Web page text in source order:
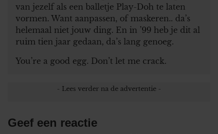
verzameld op basis van uw gebruik van hun services. U
gaat akkoord met onze cookies als u onze website blijft
gebruiken.
van jezelf als een balletje Play-Doh te laten
vormen. Want aanpassen, of maskeren.. da’s
helemaal niet jouw ding. En in ’99 heb je dit al
ruim tien jaar gedaan, da’s lang genoeg.
You’re a good egg. Don’t let me crack.
Geef een reactie